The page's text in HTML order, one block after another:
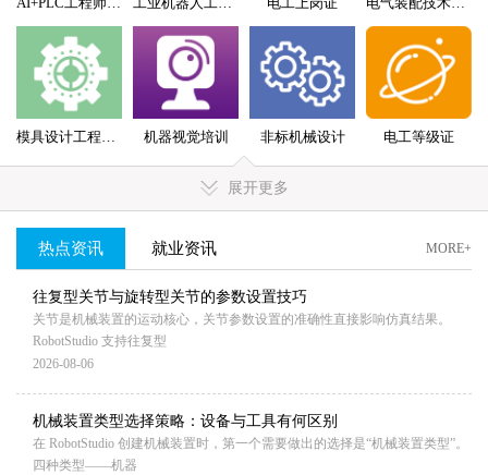
机器视觉培训 非标机械设计 电工等级证
展开更多
MORE+
热点资讯 就业资讯
往复型关节与旋转型关节的参数设置技巧
关节是机械装置的运动核心，关节参数设置的准确性直接影响仿真结果。
RobotStudio 支持往复型
2026-08-06
机械装置类型选择策略：设备与工具有何区别
在 RobotStudio 创建机械装置时，第一个需要做出的选择是“机械装置类型”。
四种类型——机器